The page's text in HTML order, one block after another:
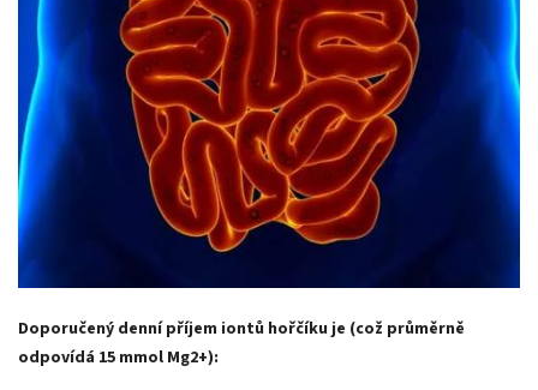
Doporučený denní příjem iontů hořčíku je (což průměrně
odpovídá 15 mmol Mg2+):